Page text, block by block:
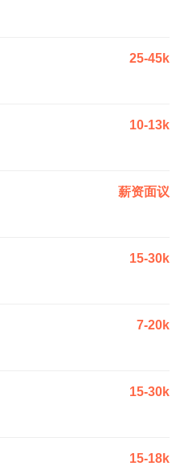
25-45k
10-13k
薪资面议
15-30k
7-20k
15-30k
15-18k